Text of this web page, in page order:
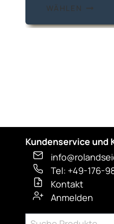
WÄHLEN
Kundenservice und
Tel: +49-176-
Kontakt
Anmelden
Suchen